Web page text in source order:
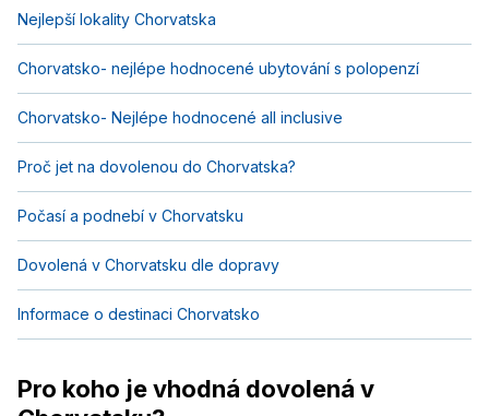
Nejlepší lokality Chorvatska
Chorvatsko- nejlépe hodnocené ubytování s polopenzí
Chorvatsko- Nejlépe hodnocené all inclusive
Proč jet na dovolenou do Chorvatska?
Počasí a podnebí v Chorvatsku
Dovolená v Chorvatsku dle dopravy
Informace o destinaci Chorvatsko
Pro koho je vhodná dovolená v